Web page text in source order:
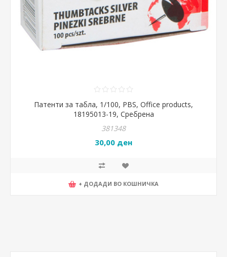
Патенти за табла, 1/100, PBS, Office products,
18195013-19, Сребрена
381348
30,00 ден
+ ДОДАДИ ВО КОШНИЧКА